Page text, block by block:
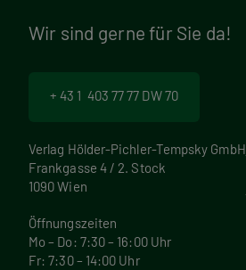
Wir sind gerne für Sie da!
+ 43 1 403 77 77 DW 70
Verlag Hölder-Pichler-Tempsky GmbH
Frankgasse 4 / 2. Stock
1090 Wien
Öffnungszeiten
Mo – Do: 7:30 – 16:00 Uhr
Fr: 7:30 – 14:00 Uhr